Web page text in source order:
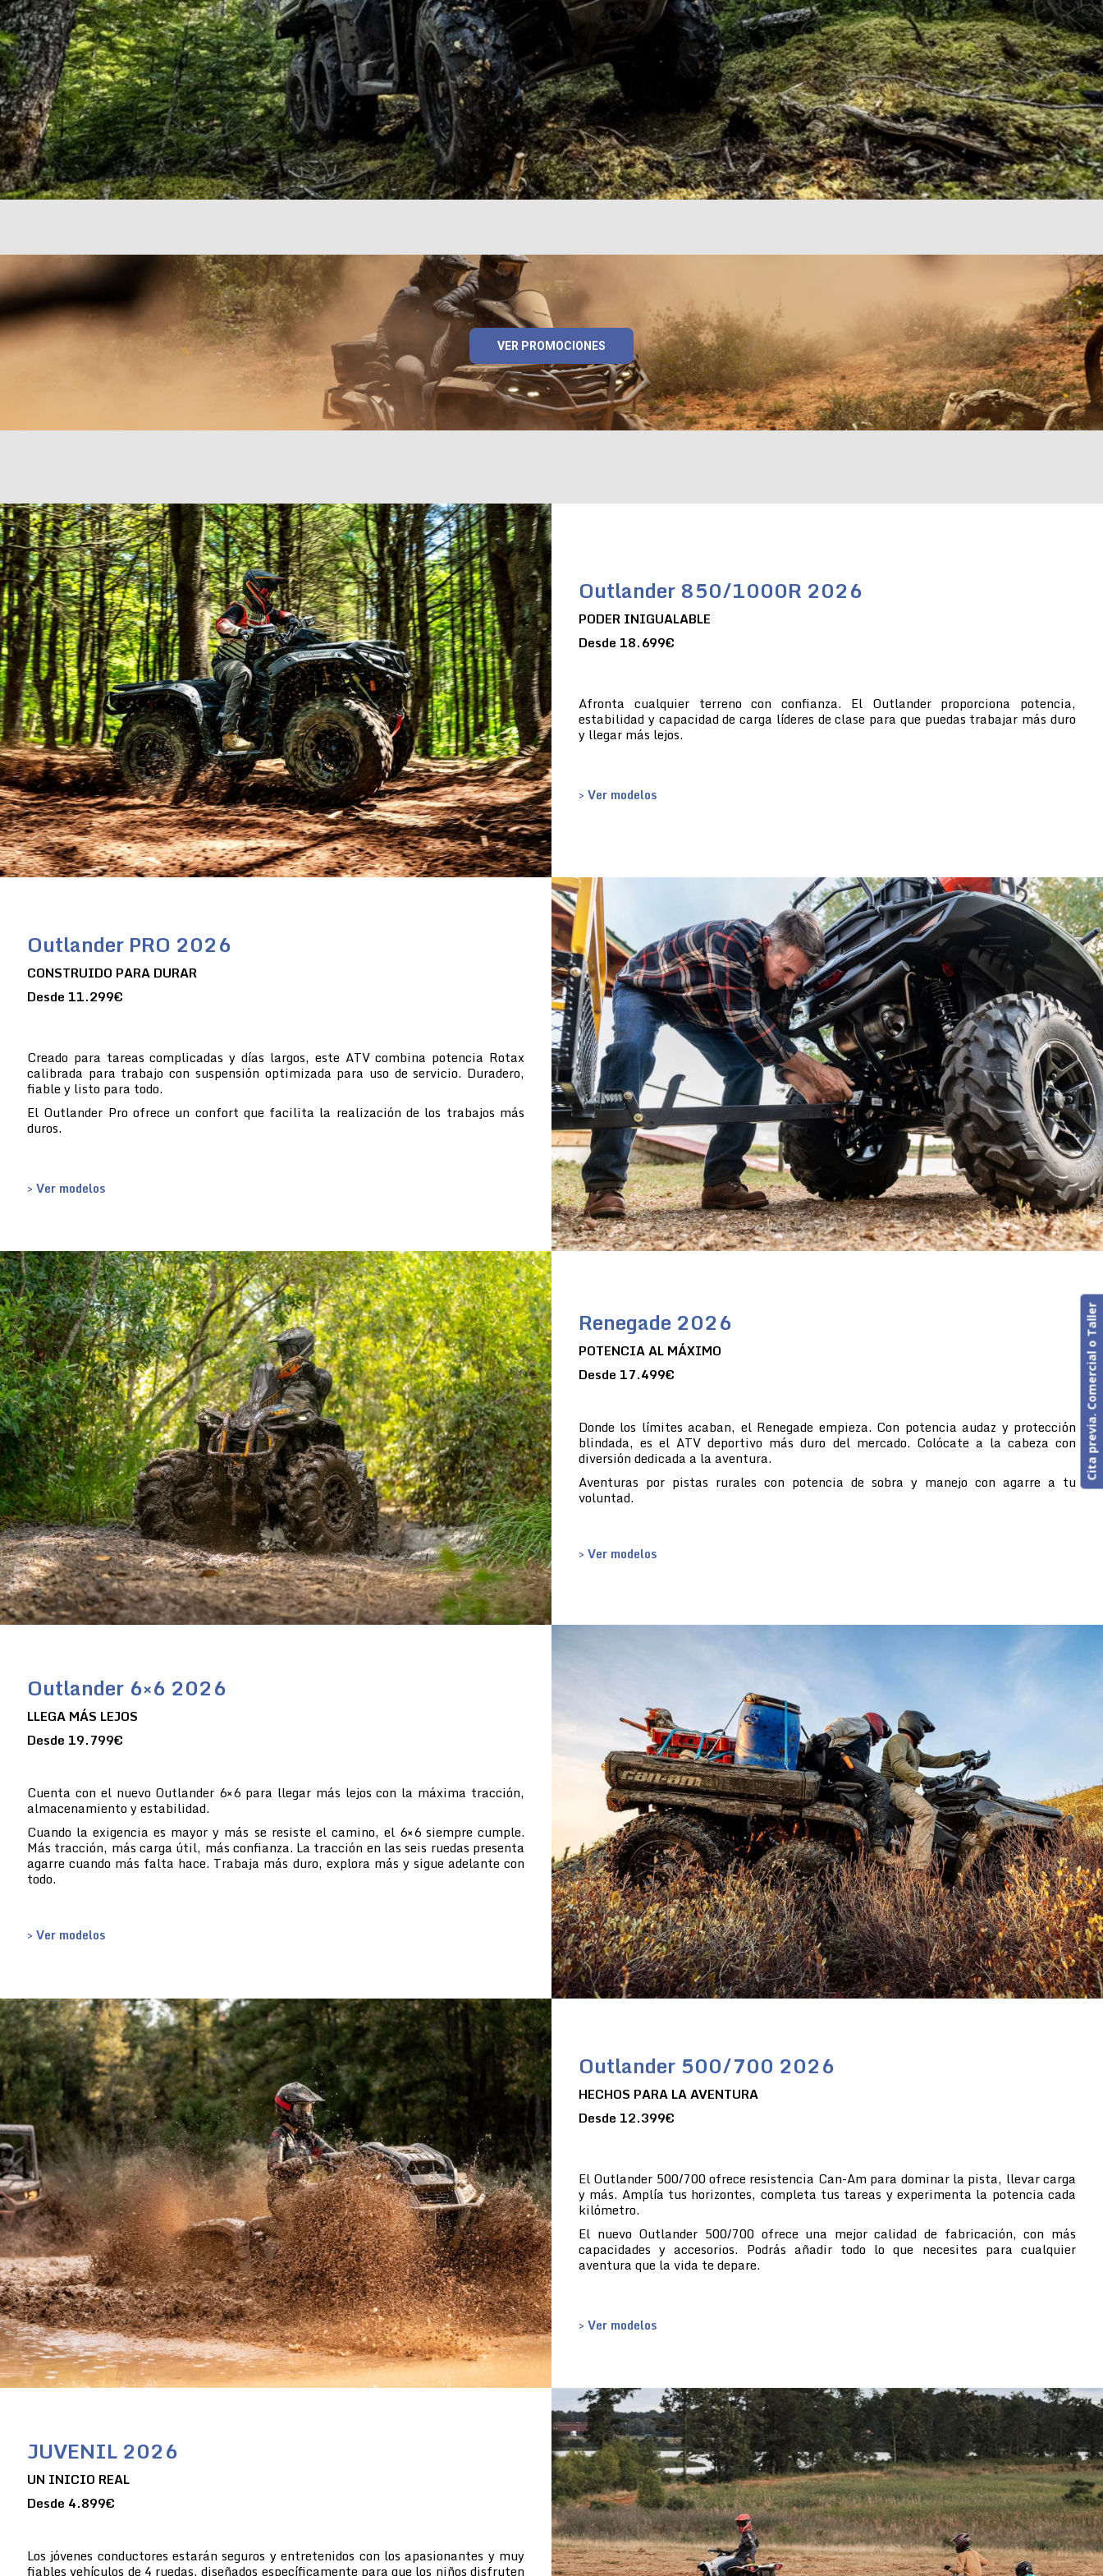
VER PROMOCIONES
Outlander 850/1000R 2026
PODER INIGUALABLE
Desde 18.699€
Afronta cualquier terreno con confianza. El Outlander proporciona potencia,
estabilidad y capacidad de carga líderes de clase para que puedas trabajar más duro
y llegar más lejos.
> Ver modelos
Outlander PRO 2026
CONSTRUIDO PARA DURAR
Desde 11.299€
Creado para tareas complicadas y días largos, este ATV combina potencia Rotax
calibrada para trabajo con suspensión optimizada para uso de servicio. Duradero,
fiable y listo para todo.
El Outlander Pro ofrece un confort que facilita la realización de los trabajos más
duros.
> Ver modelos
Renegade 2026
POTENCIA AL MÁXIMO
Desde 17.499€
Donde los límites acaban, el Renegade empieza. Con potencia audaz y protección
blindada, es el ATV deportivo más duro del mercado. Colócate a la cabeza con
diversión dedicada a la aventura.
Aventuras por pistas rurales con potencia de sobra y manejo con agarre a tu
voluntad.
> Ver modelos
Outlander 6×6 2026
LLEGA MÁS LEJOS
Desde 19.799€
Cuenta con el nuevo Outlander 6×6 para llegar más lejos con la máxima tracción,
almacenamiento y estabilidad.
Cuando la exigencia es mayor y más se resiste el camino, el 6×6 siempre cumple.
Más tracción, más carga útil, más confianza. La tracción en las seis ruedas presenta
agarre cuando más falta hace. Trabaja más duro, explora más y sigue adelante con
todo.
> Ver modelos
Outlander 500/700 2026
HECHOS PARA LA AVENTURA
Desde 12.399€
El Outlander 500/700 ofrece resistencia Can-Am para dominar la pista, llevar carga
y más. Amplía tus horizontes, completa tus tareas y experimenta la potencia cada
kilómetro.
El nuevo Outlander 500/700 ofrece una mejor calidad de fabricación, con más
capacidades y accesorios. Podrás añadir todo lo que necesites para cualquier
aventura que la vida te depare.
> Ver modelos
JUVENIL 2026
UN INICIO REAL
Desde 4.899€
Los jóvenes conductores estarán seguros y entretenidos con los apasionantes y muy
fiables vehículos de 4 ruedas, diseñados específicamente para que los niños disfruten
Cita previa. Comercial o Taller